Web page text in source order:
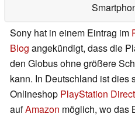
Sony hat in einem Eintrag im
Blog angekündigt, dass die
den Globus ohne größere
kann. In Deutschland ist dies
Onlineshop PlayStation Direct
aufAmazon möglich, wo das